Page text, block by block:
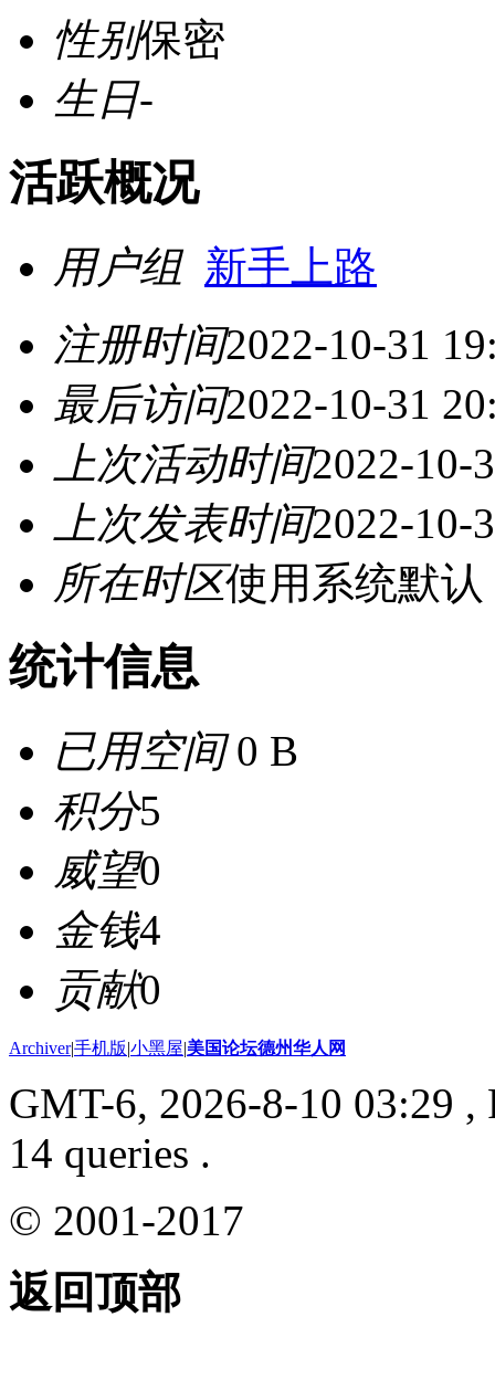
性别保密
生日-
活跃概况
用户组 新手上路
注册时间2022-10-31
最后访问2022-10-31
上次活动时间2022-10-
上次发表时间2022-10-
所在时区使用系统默认
统计信息
已用空间0 B
积分5
威望0
金钱4
贡献0
Archiver|手机版|小黑屋|美国论坛德州华人网
GMT-6, 2026-8-10 03:29 ,
14 queries .
© 2001-2017
返回顶部